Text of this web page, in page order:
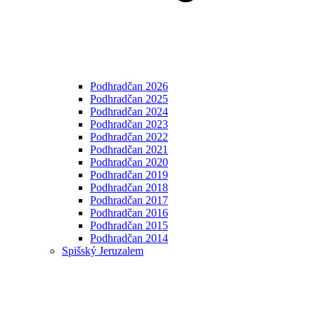
Podhradčan 2026
Podhradčan 2025
Podhradčan 2024
Podhradčan 2023
Podhradčan 2022
Podhradčan 2021
Podhradčan 2020
Podhradčan 2019
Podhradčan 2018
Podhradčan 2017
Podhradčan 2016
Podhradčan 2015
Podhradčan 2014
Spišský Jeruzalem